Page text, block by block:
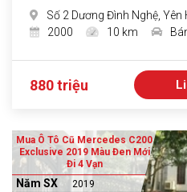
Số 2 Dương Đình Nghệ, Yên
2000
10 km
880 triệu
Mua Ô Tô Cũ Mercedes C200
Exclusive 2019 Màu Đen Mới
Đi 4 Vạn
Năm SX 2019